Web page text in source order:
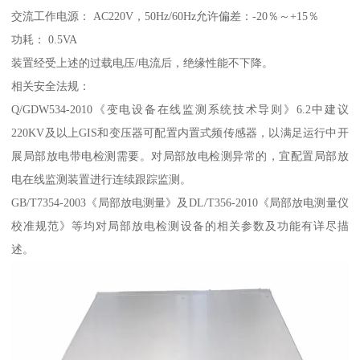
交流工作电源： AC220V，50Hz/60Hz允许偏差：-20％～+15％
功耗： 0.5VA
装置经受上述的过载电压/电流后，绝缘性能不下降。
相关安全法规：
Q/GDW534-2010《变电设备在线监测系统技术导则》6.2中建议
220KV及以上GIS和变压器可配置内置式频传感器，以满足运行中开
展局部放电带电检测需要。对局部放电检测异常的，宜配置局部放
电在线监测装置进行连续跟踪监测。
GB/T7354-2003《局部放电测量》及DL/T356-2010《局部放电测量仪
校准规范》等均对局部放电检测设备的相关参数及功能有详尽描
述。